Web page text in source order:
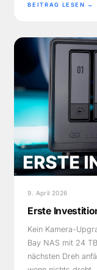
BEITRAG LESEN →
9. April 2026
Erste
Kein Kamera-
Bay NAS mit 24
nächsten Dreh